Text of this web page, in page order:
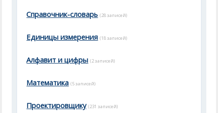
Справочник-словарь (28 записей)
Единицы измерения (18 записей)
Алфавит и цифры (2 записей)
Математика (5 записей)
Проектировщику (231 записей)